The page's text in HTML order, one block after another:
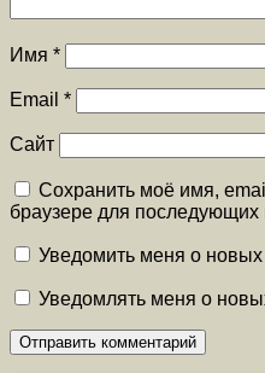
Имя *
Email *
Сайт
Сохранить моё имя,
браузере для
Уведомить меня о
Уведомлять меня о